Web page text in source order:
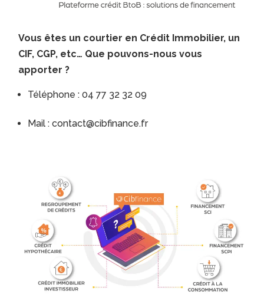
Vous êtes un courtier en Crédit Immobilier, un
CIF, CGP, etc… Que pouvons-nous vous
apporter ?
Téléphone : 04 77 32 32 09
Mail : contact@cibfinance.fr